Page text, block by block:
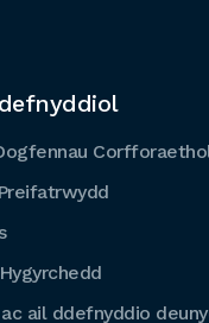
ail ddefnyddio